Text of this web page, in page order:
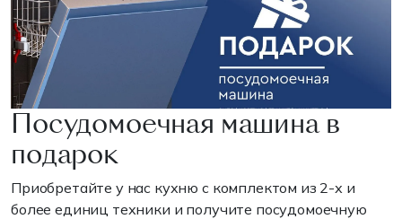
Посудомоечная машина в
подарок
Приобретайте у нас кухню с комплектом из 2-х и
более единиц техники и получите посудомоечную